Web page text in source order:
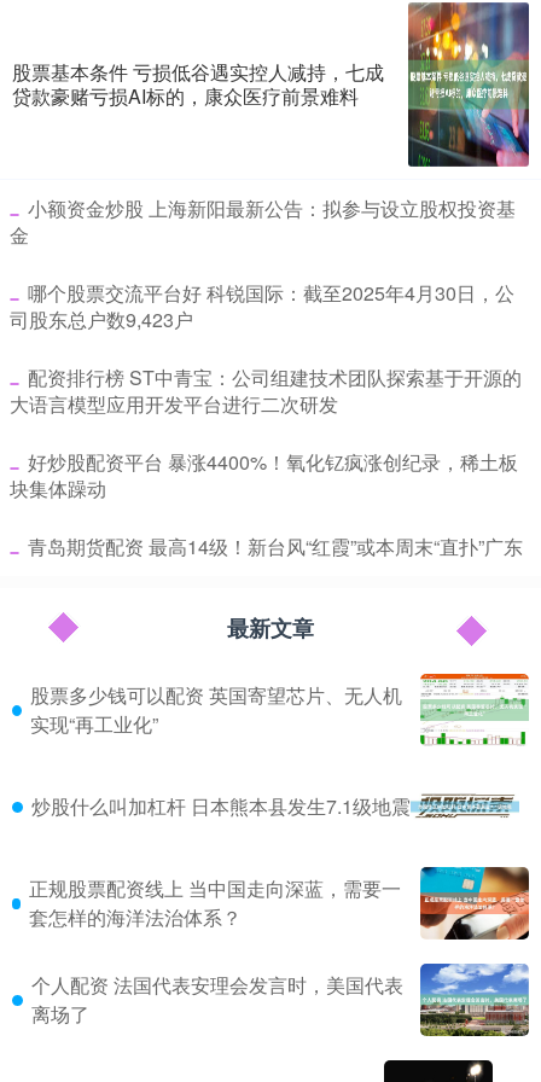
股票基本条件 亏损低谷遇实控人减持，七成
贷款豪赌亏损AI标的，康众医疗前景难料
​小额资金炒股 上海新阳最新公告：拟参与设立股权投资基
金
​哪个股票交流平台好 科锐国际：截至2025年4月30日，公
司股东总户数9,423户
​配资排行榜 ST中青宝：公司组建技术团队探索基于开源的
大语言模型应用开发平台进行二次研发
​好炒股配资平台 暴涨4400%！氧化钇疯涨创纪录，稀土板
块集体躁动
​青岛期货配资 最高14级！新台风“红霞”或本周末“直扑”广东
最新文章
股票多少钱可以配资 英国寄望芯片、无人机
实现“再工业化”
炒股什么叫加杠杆 日本熊本县发生7.1级地震
正规股票配资线上 当中国走向深蓝，需要一
套怎样的海洋法治体系？
个人配资 法国代表安理会发言时，美国代表
离场了